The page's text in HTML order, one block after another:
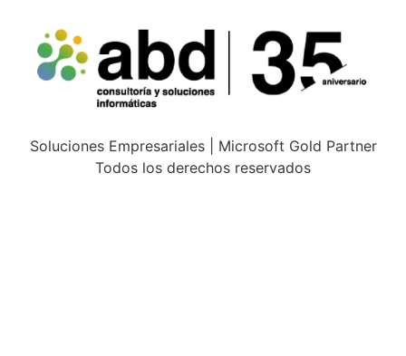
Soluciones Empresariales | Microsoft Gold Partner
Todos los derechos reservados